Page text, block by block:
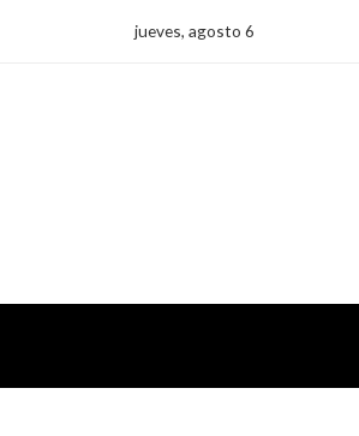
jueves, agosto 6